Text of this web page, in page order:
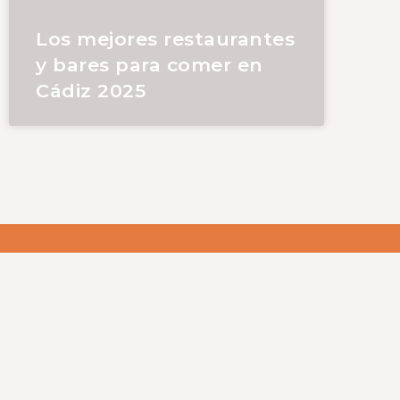
Los mejores restaurantes
y bares para comer en
Cádiz 2025